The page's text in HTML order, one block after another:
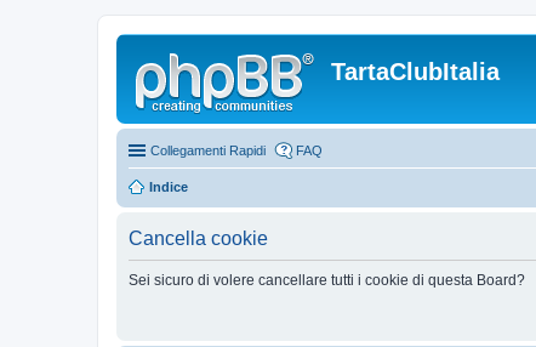
TartaClubItalia
Collegamenti Rapidi FAQ
Indice
Cancella cookie
Sei sicuro di volere cancellare tutti i cookie di questa Board?